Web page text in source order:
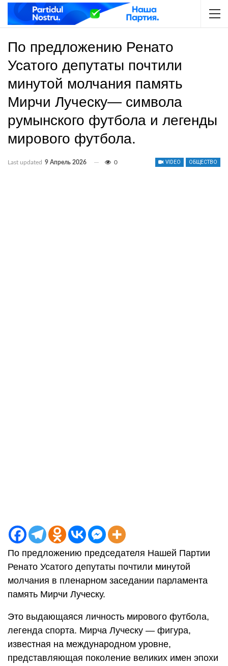
По предложению Ренато
Усатого депутаты почтили
минутой молчания память
Мирчи Луческу— символа
румынского футбола и легенды
мирового футбола.
VIDEO ОБЩЕСТВО
Last updated 9 Апрель 2026 0
По предложению председателя Нашей Партии
Ренато Усатого депутаты почтили минутой
молчания в пленарном заседании парламента
память Мирчи Луческу.
Это выдающаяся личность мирового футбола,
легенда спорта. Мирча Луческу — фигура,
известная на международном уровне,
представляющая поколение великих имен эпохи